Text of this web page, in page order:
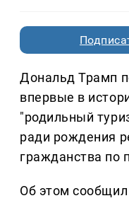
Дональд Трамп
впервые в
"родильный
ради рождения
гражданства по
Об этом сообщил